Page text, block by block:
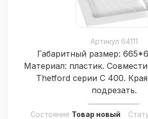
Артикул 64111
Габаритный размер:
Материал: пластик.
Thetford серии С 400.
подрезать.
Состояние Товар новый